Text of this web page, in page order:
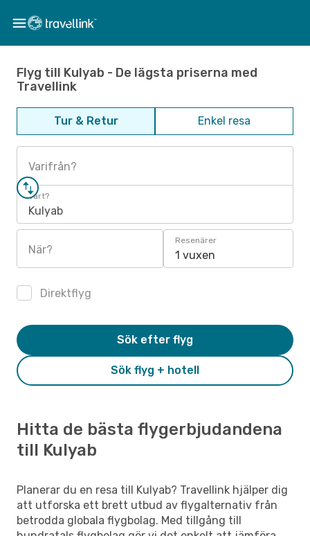
Flyg till Kulyab - De lägsta priserna med
Travellink
Tur & Retur Enkel resa
Varifrån?
Vart?
Kulyab
När?
Resenärer
1 vuxen
Direktflyg
Sök flyg + hotell
Sök efter flyg
Hitta de bästa flygerbjudandena
till Kulyab
Planerar du en resa till Kulyab? Travellink hjälper dig
att utforska ett brett utbud av flygalternativ från
betrodda globala flygbolag. Med tillgång till